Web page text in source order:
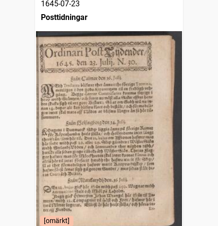
1645-07-23
Posttidningar
[omärkt]